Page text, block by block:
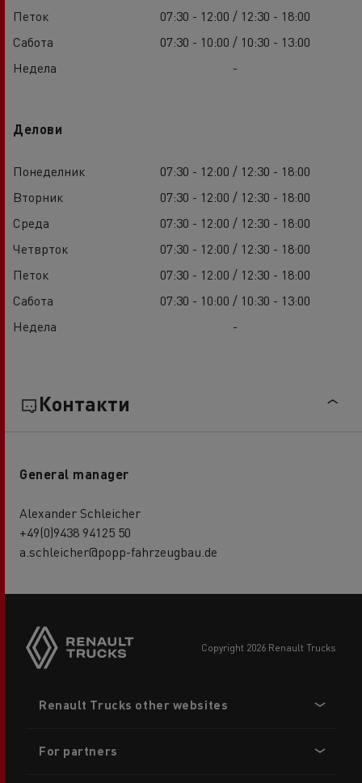
Петок
07:30 - 12:00 / 12:30 - 18:00
Сабота
07:30 - 10:00 / 10:30 - 13:00
Недела
-
Делови
Понеделник
07:30 - 12:00 / 12:30 - 18:00
Вторник
07:30 - 12:00 / 12:30 - 18:00
Среда
07:30 - 12:00 / 12:30 - 18:00
Четврток
07:30 - 12:00 / 12:30 - 18:00
Петок
07:30 - 12:00 / 12:30 - 18:00
Сабота
07:30 - 10:00 / 10:30 - 13:00
Недела
-
Контакти
General manager
Alexander Schleicher
+49(0)9438 94125 50
a.schleicher@popp-fahrzeugbau.de
copyright 2026 Renault Trucks
menu
Renault Trucks other websites
For partners